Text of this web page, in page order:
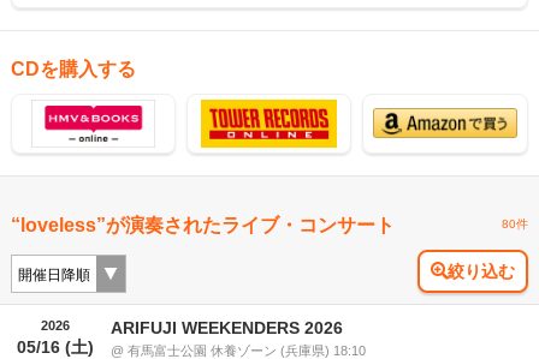
CDを購入する
“loveless”が演奏されたライブ・コンサート 80件
絞り込む
2026
05/16 (土)
ARIFUJI WEEKENDERS 2026
@ 有馬富士公園 休養ゾーン (兵庫県) 18:10